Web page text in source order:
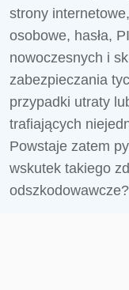
strony
osobowe, hasła,
nowoczesnych i
zabezpieczania
przypadki utraty
trafiających
Powstaje zatem
wskutek takiego
odszkodowawcze?